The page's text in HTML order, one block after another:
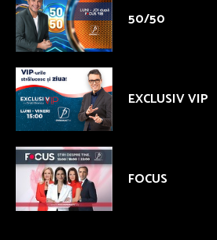
50/50
EXCLUSIV VIP
FOCUS